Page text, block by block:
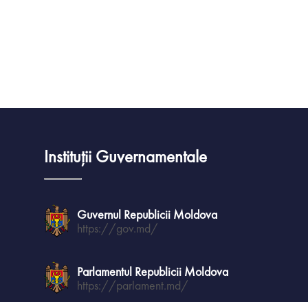
Instituții Guvernamentale
Guvernul Republicii Moldova
https://gov.md/
Parlamentul Republicii Moldova
https://parlament.md/
Acte